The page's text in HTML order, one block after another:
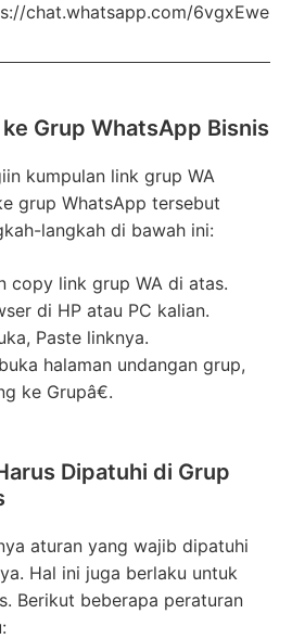
chat.whatsapp.com/
Grup WhatsApp Bisnis
kumpulan link grup WA
grup WhatsApp tersebut
langkah di bawah ini:
copy link grup WA di atas.
di HP atau PC kalian.
Paste linknya.
halaman undangan grup,
ke Grupâ€.
Dipatuhi di Grup
aturan yang wajib dipatuhi
Hal ini juga berlaku untuk
Berikut beberapa peraturan